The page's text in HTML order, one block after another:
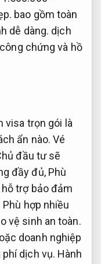
bao gồm toàn
dễ dàng. dịch
công chứng và hồ
visa trọn gói là
ẩn nào.Vé
đầu tư sẽ
đầy đủ, Phù
trợ bảo đảm
Phù hợp nhiều
vệ sinh an toàn.
doanh nghiệp
dịch vụ. Hành